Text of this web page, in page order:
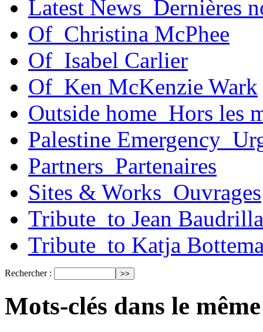
Latest News_Dernières
Of_Christina McPhee
Of_Isabel Carlier
Of_Ken McKenzie Wark
Outside home_Hors les
Palestine
Partners_Partenaires
Sites & Works_Ouvrages
Tribute_to Jean
Tribute_to Katja
Rechercher :
Mots-clés dans le